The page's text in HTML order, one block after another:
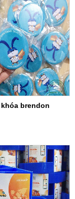
khóa brendon